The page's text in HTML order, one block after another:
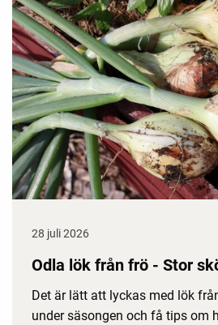
28 juli 2026
Odla lök från frö - Stor
Det är lätt att lyckas med lök
under säsongen och få tips om